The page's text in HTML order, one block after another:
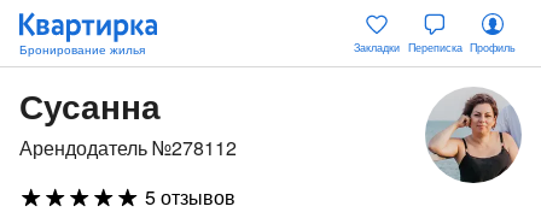
Закладки Переписка Профиль
Сусанна
Арендодатель №278112
5 отзывов